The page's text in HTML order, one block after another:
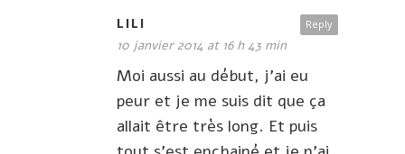
Reply
LILI
10 janvier 2014 at 16 h 43 min
Moi aussi au début, j’ai eu
peur et je me suis dit que ça
allait être très long. Et puis